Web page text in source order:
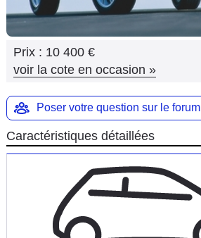
Forum
Moto
Marques
Prix : 10 400 €
voir la cote en occasion »
Poser votre question sur le forum
Caractéristiques détaillées